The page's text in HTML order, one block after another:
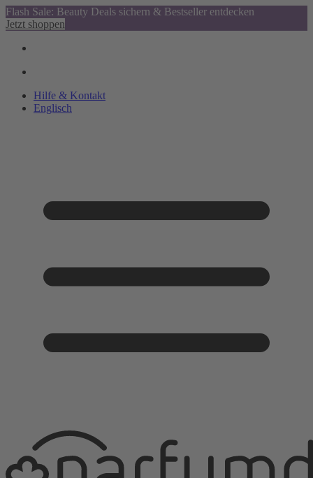
Flash Sale: Beauty Deals sichern & Bestseller entdecken
Jetzt shoppen
Hilfe & Kontakt
Englisch